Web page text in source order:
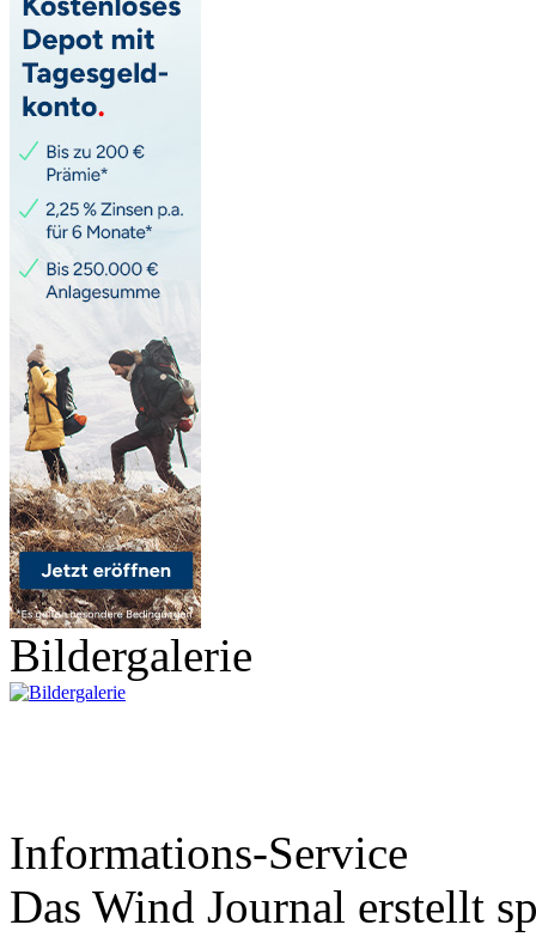
Bildergalerie
Informations-Service
Das Wind Journal erstellt